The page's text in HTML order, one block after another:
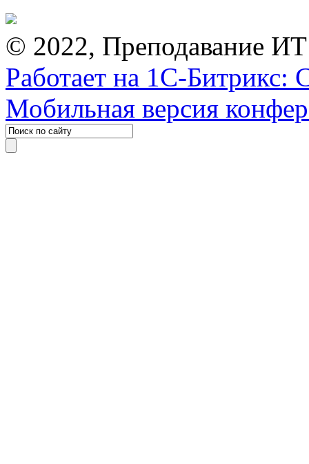
© 2022, Преподавание
Работает на 1С-Битрикс:
Мобильная версия